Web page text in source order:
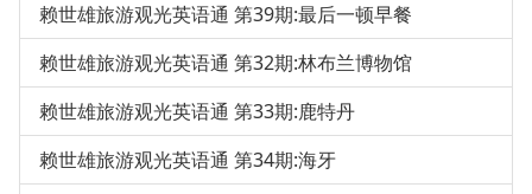
赖世雄旅游观光英语通 第39期:最后一顿早餐
赖世雄旅游观光英语通 第32期:林布兰博物馆
赖世雄旅游观光英语通 第33期:鹿特丹
赖世雄旅游观光英语通 第34期:海牙